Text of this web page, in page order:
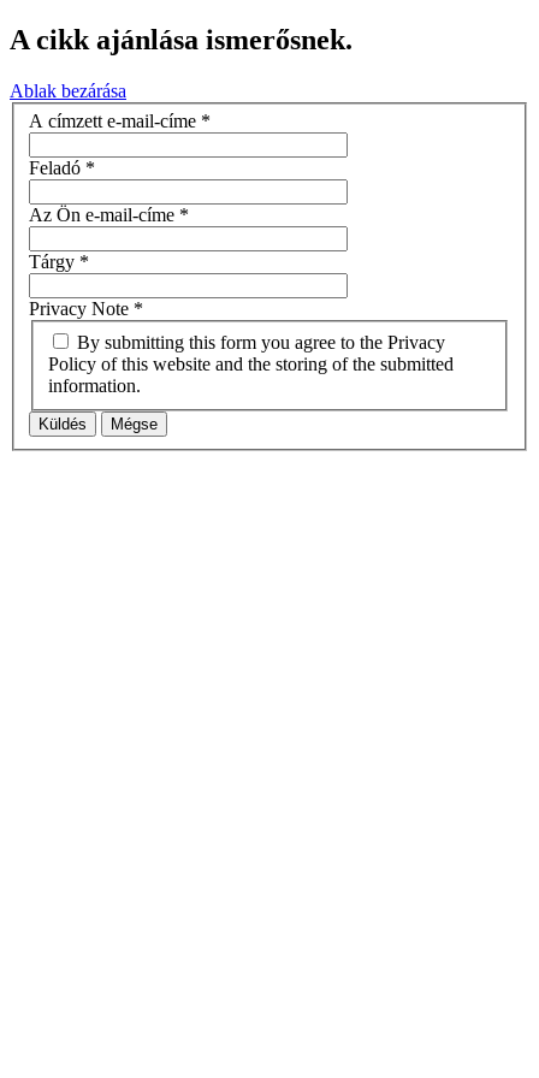
A cikk ajánlása ismerősnek.
Ablak bezárása
A címzett e-mail-címe *
Feladó *
Az Ön e-mail-címe *
Tárgy *
Privacy Note *
Policy of this website and the storing of the submitted
information.
Küldés Mégse